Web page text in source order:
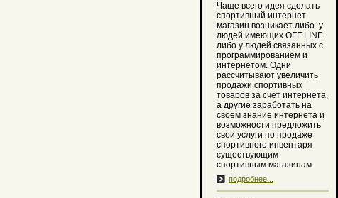
Чаще всего идея сделать
спортивный интернет
магазин возникает либо у
людей имеющих OFF LINE
либо у людей связанных с
программированием и
интернетом. Одни
рассчитывают увеличить
продажи спортивных
товаров за счет интернета,
а другие заработать на
своем знание интернета и
возможности предложить
свои услуги по продаже
спортивного инвентаря
существующим
спортивным магазинам.
подробнее...